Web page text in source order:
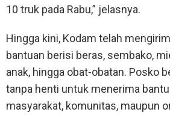
10 truk pada Rabu,” jelasnya.
Hingga kini, Kodam telah
bantuan berisi beras, sembako,
anak, hingga obat-obatan. Posko
tanpa henti untuk menerima
masyarakat, komunitas, maupun